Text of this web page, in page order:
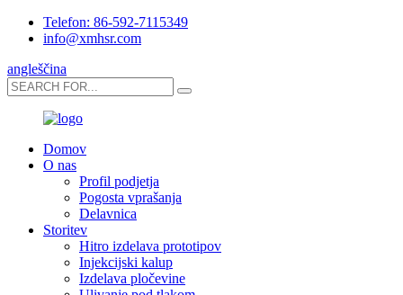
Telefon: 86-592-7115349
info@xmhsr.com
angleščina
Domov
O nas
Profil podjetja
Pogosta vprašanja
Delavnica
Storitev
Hitro izdelava prototipov
Injekcijski kalup
Izdelava pločevine